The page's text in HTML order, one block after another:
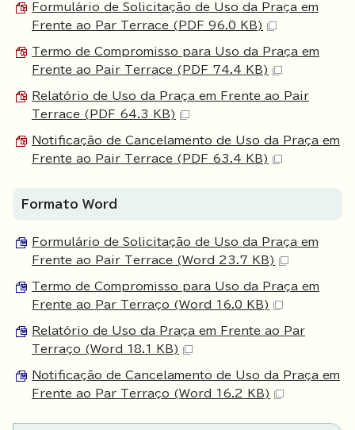
Formulário de Solicitação de Uso da Praça em
Frente ao Par Terrace (PDF 96.0 KB)
Termo de Compromisso para Uso da Praça em
Frente ao Pair Terrace (PDF 74.4 KB)
Relatório de Uso da Praça em Frente ao Pair
Terrace (PDF 64.3 KB)
Notificação de Cancelamento de Uso da Praça em
Frente ao Pair Terrace (PDF 63.4 KB)
Formato Word
Formulário de Solicitação de Uso da Praça em
Frente ao Pair Terrace (Word 23.7 KB)
Termo de Compromisso para Uso da Praça em
Frente ao Par Terraço (Word 16.0 KB)
Relatório de Uso da Praça em Frente ao Par
Terraço (Word 18.1 KB)
Notificação de Cancelamento de Uso da Praça em
Frente ao Par Terraço (Word 16.2 KB)